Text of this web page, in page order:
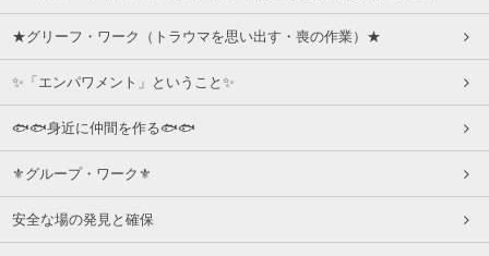
★グリーフ・ワーク（トラウマを思い出す・喪の作業）★
✨「エンパワメント」ということ✨
🐟🐟身近に仲間を作る🐟🐟
⚜グループ・ワーク⚜
安全な場の発見と確保